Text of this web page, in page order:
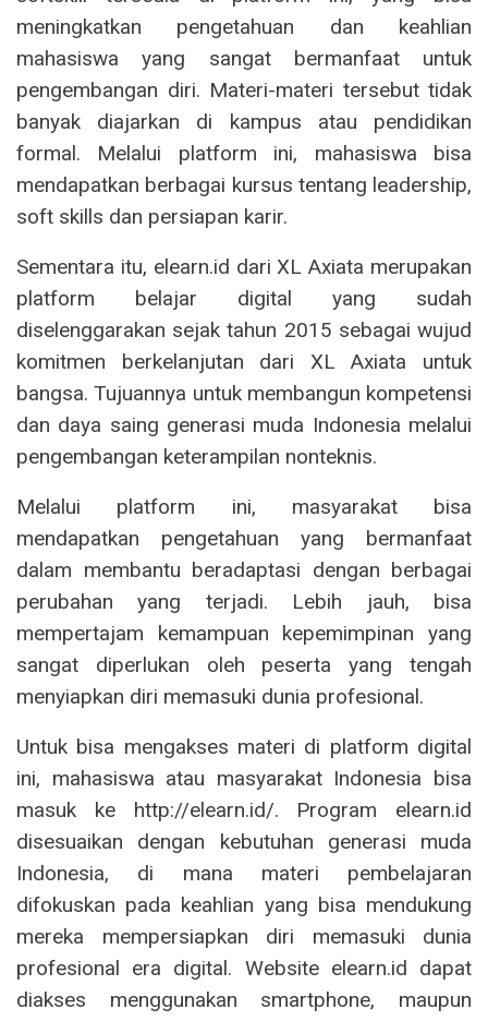
meningkatkan pengetahuan dan keahlian
mahasiswa yang sangat bermanfaat untuk
pengembangan diri. Materi-materi tersebut tidak
banyak diajarkan di kampus atau pendidikan
formal. Melalui platform ini, mahasiswa bisa
mendapatkan berbagai kursus tentang leadership,
soft skills dan persiapan karir.
Sementara itu, elearn.id dari XL Axiata merupakan
platform belajar digital yang sudah
diselenggarakan sejak tahun 2015 sebagai wujud
komitmen berkelanjutan dari XL Axiata untuk
bangsa. Tujuannya untuk membangun kompetensi
dan daya saing generasi muda Indonesia melalui
pengembangan keterampilan nonteknis.
Melalui platform ini, masyarakat bisa
mendapatkan pengetahuan yang bermanfaat
dalam membantu beradaptasi dengan berbagai
perubahan yang terjadi. Lebih jauh, bisa
mempertajam kemampuan kepemimpinan yang
sangat diperlukan oleh peserta yang tengah
menyiapkan diri memasuki dunia profesional.
Untuk bisa mengakses materi di platform digital
ini, mahasiswa atau masyarakat Indonesia bisa
masuk ke http://elearn.id/. Program elearn.id
disesuaikan dengan kebutuhan generasi muda
Indonesia, di mana materi pembelajaran
difokuskan pada keahlian yang bisa mendukung
mereka mempersiapkan diri memasuki dunia
profesional era digital. Website elearn.id dapat
diakses menggunakan smartphone, maupun